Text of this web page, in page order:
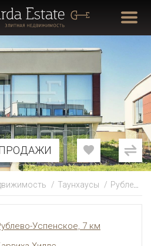
Таунхаусы Рублево-Успенское
Успенское, 7 км